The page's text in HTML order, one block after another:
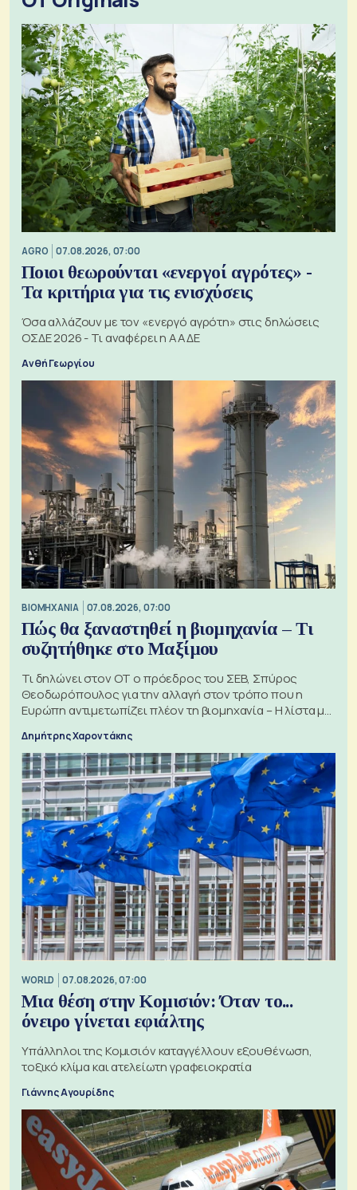
AGRO 07.08.2026, 07:00
Ποιοι θεωρούνται «ενεργοί αγρότες» -
Τα κριτήρια για τις ενισχύσεις
Όσα αλλάζουν με τον «ενεργό αγρότη» στις δηλώσεις
ΟΣΔΕ 2026 - Τι αναφέρει η ΑΑΔΕ
Ανθή Γεωργίου
ΒΙΟΜΗΧΑΝΙΑ 07.08.2026, 07:00
Πώς θα ξαναστηθεί η βιομηχανία – Τι
συζητήθηκε στο Μαξίμου
Τι δηλώνει στον ΟΤ ο πρόεδρος του ΣΕΒ, Σπύρος
Θεοδωρόπουλος για την αλλαγή στον τρόπο που η
Ευρώπη αντιμετωπίζει πλέον τη βιομηχανία – Η λίστα με
Δημήτρης Χαροντάκης
WORLD 07.08.2026, 07:00
Μια θέση στην Κομισιόν: Όταν το...
όνειρο γίνεται εφιάλτης
Υπάλληλοι της Κομισιόν καταγγέλλουν εξουθένωση,
τοξικό κλίμα και ατελείωτη γραφειοκρατία
Γιάννης Αγουρίδης